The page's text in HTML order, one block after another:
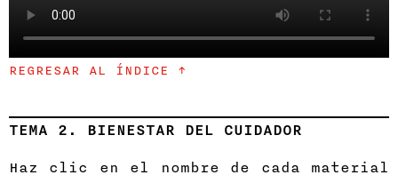
REGRESAR AL ÍNDICE ↑
TEMA 2. BIENESTAR DEL CUIDADOR
Haz clic en el nombre de cada material